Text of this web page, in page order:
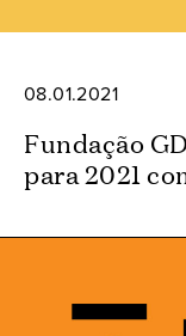
08.01.2021
Fundação
para 2021